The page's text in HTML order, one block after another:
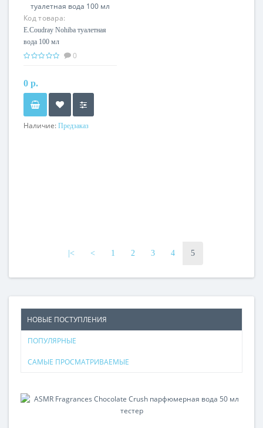
Код товара:
E.Coudray Nohiba туалетная
вода 100 мл
0
0 р.
Наличие: Предзаказ
|< < 1 2 3 4 5
НОВЫЕ ПОСТУПЛЕНИЯ
ПОПУЛЯРНЫЕ
САМЫЕ ПРОСМАТРИВАЕМЫЕ